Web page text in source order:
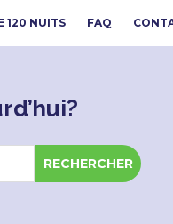
120 NUITS FAQ
RECHERCHER